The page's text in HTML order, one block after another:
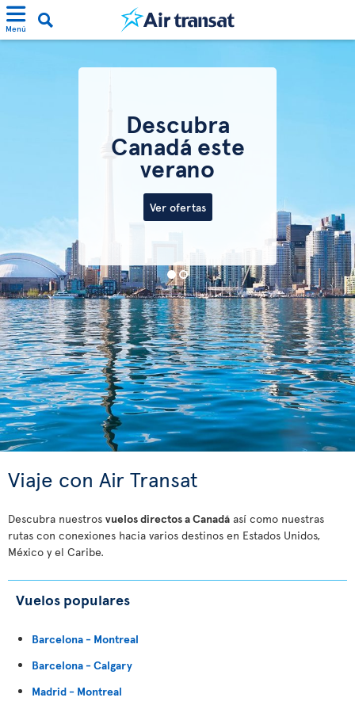
Menú
Descubra
Canadá este
verano
Ver ofertas
Viaje con Air Transat
Descubra nuestros vuelos directos a Canadá así como nuestras
rutas con conexiones hacia varios destinos en Estados Unidos,
México y el Caribe.
Vuelos populares
Barcelona - Montreal
Barcelona - Calgary
Madrid - Montreal